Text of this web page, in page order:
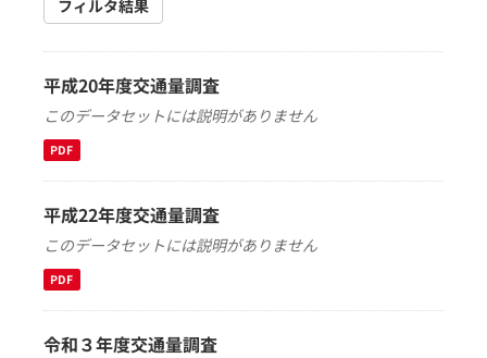
フィルタ結果
平成20年度交通量調査
このデータセットには説明がありません
PDF
平成22年度交通量調査
このデータセットには説明がありません
PDF
令和３年度交通量調査